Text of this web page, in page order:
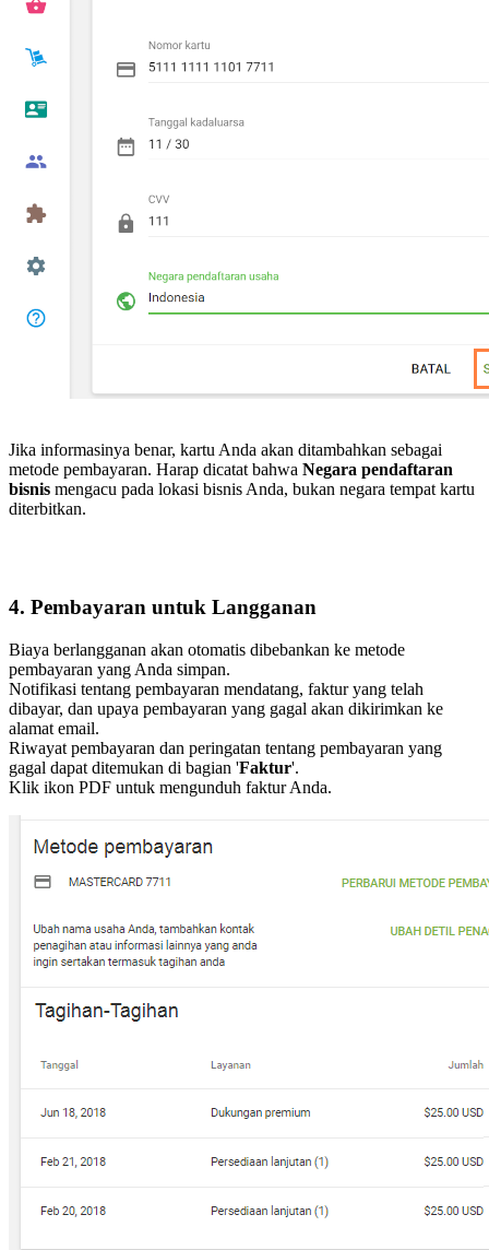
Jika informasinya benar, kartu Anda akan ditambahkan sebagai
metode pembayaran. Harap dicatat bahwa Negara pendaftaran
bisnis mengacu pada lokasi bisnis Anda, bukan negara tempat kartu
diterbitkan.
4. Pembayaran untuk Langganan
Biaya berlangganan akan otomatis dibebankan ke metode
pembayaran yang Anda simpan.
Notifikasi tentang pembayaran mendatang, faktur yang telah
dibayar, dan upaya pembayaran yang gagal akan dikirimkan ke
alamat email.
Riwayat pembayaran dan peringatan tentang pembayaran yang
gagal dapat ditemukan di bagian 'Faktur'.
Klik ikon PDF untuk mengunduh faktur Anda.